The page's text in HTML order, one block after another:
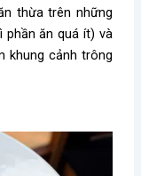
thừa trên những
phần ăn quá ít) và
khung cảnh trông